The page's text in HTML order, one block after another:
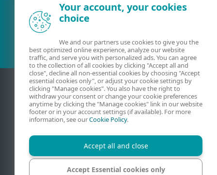
Съществуващ клиент?
Свържете
Докладване на уязвимости
Карта сайта
Your account, your cookies
choice
We and our partners use cookies to give you the
best optimized online experience, analyze our website
traffic, and serve you with personalized ads. You can agree
to the collection of all cookies by clicking "Accept all and
close", decline all non-essential cookies by choosing "Accept
essential cookies only", or adjust your cookie settings by
clicking "Manage cookies". You also have the right to
withdraw your consent or change your cookie preferences
anytime by clicking the "Manage cookies" link in our website
footer or in your account settings (if available). For more
information, see ourCookie Policy.
Accept all and close
Accept Essential cookies only